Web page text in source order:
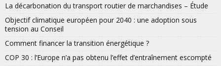
La décarbonation du transport routier de marchandises – Étude
Objectif climatique européen pour 2040 : une adoption sous
tension au Conseil
Comment financer la transition énergétique ?
COP 30 : l’Europe n’a pas obtenu l’effet d’entraînement escompté